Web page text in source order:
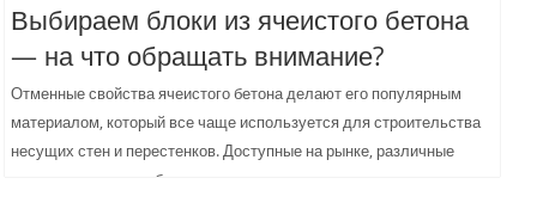
Выбираем блоки из ячеистого бетона
— на что обращать внимание?
Отменные свойства ячеистого бетона делают его популярным
материалом, который все чаще используется для строительства
несущих стен и перестенков. Доступные на рынке, различные
варианты ячеистых блоков...